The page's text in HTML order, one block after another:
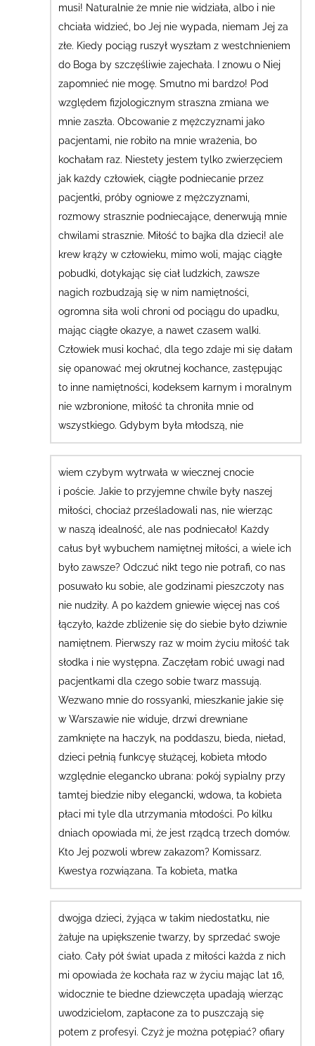
musi! Naturalnie że mnie nie widziała, albo i nie
chciała widzieć, bo Jej nie wypada, niemam Jej za
złe. Kiedy pociąg ruszył wyszłam z westchnieniem
do Boga by szczęśliwie zajechała. I znowu o Niej
zapomnieć nie mogę. Smutno mi bardzo! Pod
względem fizjologicznym straszna zmiana we
mnie zaszła.Obcowanie z mężczyznami jako
pacjentami, nie robiło na mnie wrażenia, bo
kochałam raz. Niestety jestem tylko zwierzęciem
jak każdy człowiek, ciągłe podniecanie przez
pacjentki, próby ogniowe z mężczyznami,
rozmowy strasznie podniecające, denerwują mnie
chwilami strasznie. Miłość to bajka dla dzieci! ale
krew krąży w człowieku, mimo woli, mając ciągłe
pobudki, dotykając się ciał ludzkich, zawsze
nagich rozbudzają się w nim namiętności,
ogromna siła woli chroni od pociągu do upadku,
mając ciągłe okazye, a nawet czasem walki.
Człowiek musi kochać, dla tego zdaje mi się dałam
się opanować mej okrutnej kochance, zastępując
to inne namiętności, kodeksem karnym i moralnym
nie wzbronione, miłość ta chroniła mnie od
wszystkiego.Gdybym była młodszą, nie
wiem czybym wytrwała w wiecznej cnocie
i poście. Jakie to przyjemne chwile były naszej
miłości, chociaż prześladowali nas, nie wierząc
w naszą idealność, ale nas podniecało! Każdy
całus był wybuchem namiętnej miłości, a wiele ich
było zawsze? Odczuć nikt tego nie potrafi, co nas
posuwało ku sobie, ale godzinami pieszczoty nas
nie nudziły. A po każdem gniewie więcej nas coś
łączyło, każde zbliżenie się do siebie było dziwnie
namiętnem. Pierwszy raz w moim życiu miłość tak
słodka i nie występna. Zaczęłam robić uwagi nad
pacjentkami dla czego sobie twarz massują.
Wezwano mnie do rossyanki, mieszkanie jakie się
w Warszawie nie widuje, drzwi drewniane
zamknięte na haczyk, na poddaszu, bieda, nieład,
dzieci pełnią funkcyę służącej, kobieta młodo
względnie elegancko ubrana: pokój sypialny przy
tamtej biedzie niby elegancki, wdowa, ta kobieta
płaci mi tyle dla utrzymania młodości. Po kilku
dniach opowiada mi, że jest rządcą trzech domów.
Kto Jej pozwoli wbrew zakazom? Komissarz.
Kwestya rozwiązana. Ta kobieta, matka
dwojga dzieci, żyjąca w takim niedostatku, nie
żałuje na upiększenie twarzy, by sprzedać swoje
ciało. Cały pół świat upada z miłości każda z nich
mi opowiada że kochała raz w życiu mając lat 16,
widocznie te biedne dziewczęta upadają wierząc
uwodzicielom, zapłacone za to puszczają się
potem z profesyi. Czyż je można potępiać? ofiary